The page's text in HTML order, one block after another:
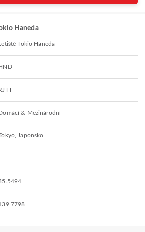
Haneda
Tokio Haneda
& Mezinárodní
Japonsko